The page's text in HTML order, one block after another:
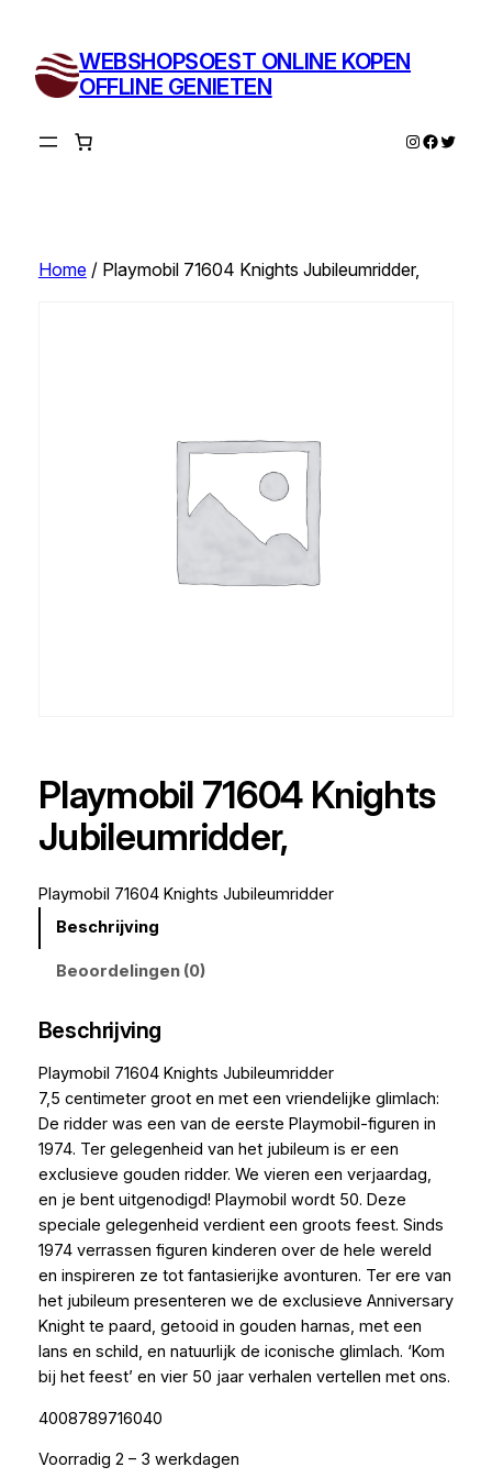
inhoud
WEBSHOPSOEST ONLINE KOPEN
OFFLINE GENIETEN
Instagram
Twitter
Home/ Playmobil 71604 Knights Jubileumridder,
Playmobil 71604 Knights
Jubileumridder,
Playmobil 71604 Knights Jubileumridder
Beschrijving
Beoordelingen (0)
Beschrijving
Playmobil 71604 Knights Jubileumridder
7,5 centimeter groot en met een vriendelijke glimlach:
De ridder was een van de eerste Playmobil-figuren in
1974. Ter gelegenheid van het jubileum is er een
exclusieve gouden ridder. We vieren een verjaardag,
en je bent uitgenodigd! Playmobil wordt 50. Deze
speciale gelegenheid verdient een groots feest. Sinds
1974 verrassen figuren kinderen over de hele wereld
en inspireren ze tot fantasierijke avonturen. Ter ere van
het jubileum presenteren we de exclusieve Anniversary
Knight te paard, getooid in gouden harnas, met een
lans en schild, en natuurlijk de iconische glimlach. ‘Kom
bij het feest’ en vier 50 jaar verhalen vertellen met ons.
4008789716040
Voorradig 2 – 3 werkdagen